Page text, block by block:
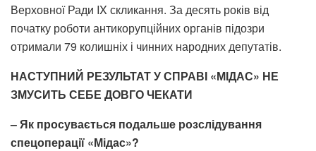
Верховної Ради IX скликання. За десять років від
початку роботи антикорупційних органів підозри
отримали 79 колишніх і чинних народних депутатів.
НАСТУПНИЙ РЕЗУЛЬТАТ У СПРАВІ «МІДАС» НЕ
ЗМУСИТЬ СЕБЕ ДОВГО ЧЕКАТИ
– Як просувається подальше розслідування
спецоперації «Мідас»?